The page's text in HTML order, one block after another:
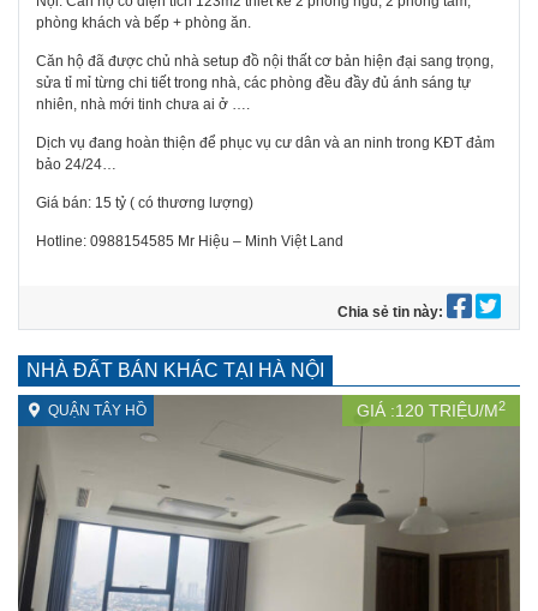
phòng khách và bếp + phòng ăn.
Căn hộ đã được chủ nhà setup đồ nội thất cơ bản hiện đại sang trọng,
sửa tỉ mỉ từng chi tiết trong nhà, các phòng đều đầy đủ ánh sáng tự
nhiên, nhà mới tinh chưa ai ở ….
Dịch vụ đang hoàn thiện để phục vụ cư dân và an ninh trong KĐT đảm
bảo 24/24…
Giá bán: 15 tỷ ( có thương lượng)
Hotline: 0988154585 Mr Hiệu – Minh Việt Land
Chia sẻ tin này:
NHÀ ĐẤT BÁN KHÁC TẠI HÀ NỘI
QUẬN TÂY HỒ GIÁ :120 TRIỆU/M2